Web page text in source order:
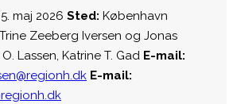
5. maj 2026 Sted: København
Trine Zeeberg Iversen og Jonas
Lassen, Katrine T. Gad E-mail:
E-mail: